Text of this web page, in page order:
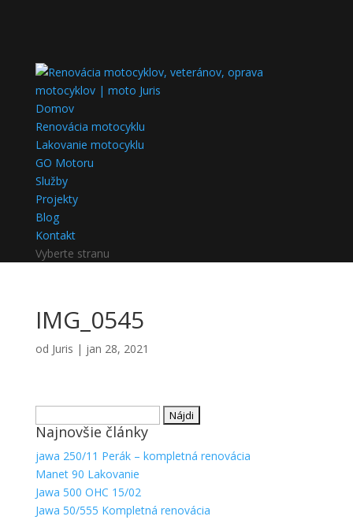
Domov
Renovácia motocyklu
Lakovanie motocyklu
GO Motoru
Služby
Projekty
Blog
Kontakt
Vyberte stranu
IMG_0545
od Juris | jan 28, 2021
Najnovšie články
jawa 250/11 Perák – kompletná renovácia
Manet 90 Lakovanie
Jawa 500 OHC 15/02
Jawa 50/555 Kompletná renovácia